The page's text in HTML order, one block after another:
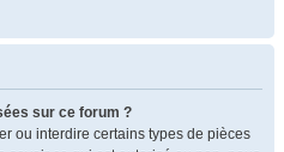
sur ce forum ?
ou interdire certains types de pièces